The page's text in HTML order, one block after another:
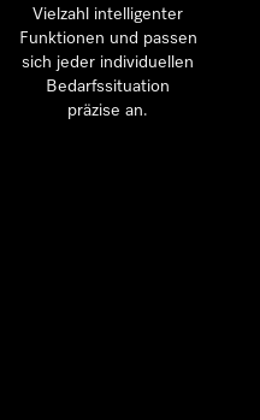
Vielzahl intelligenter
Funktionen und passen
sich jeder individuellen
Bedarfssituation
präzise an.